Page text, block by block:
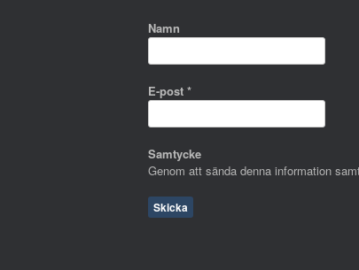
Namn
E-post *
Samtycke
Genom att sända denna information